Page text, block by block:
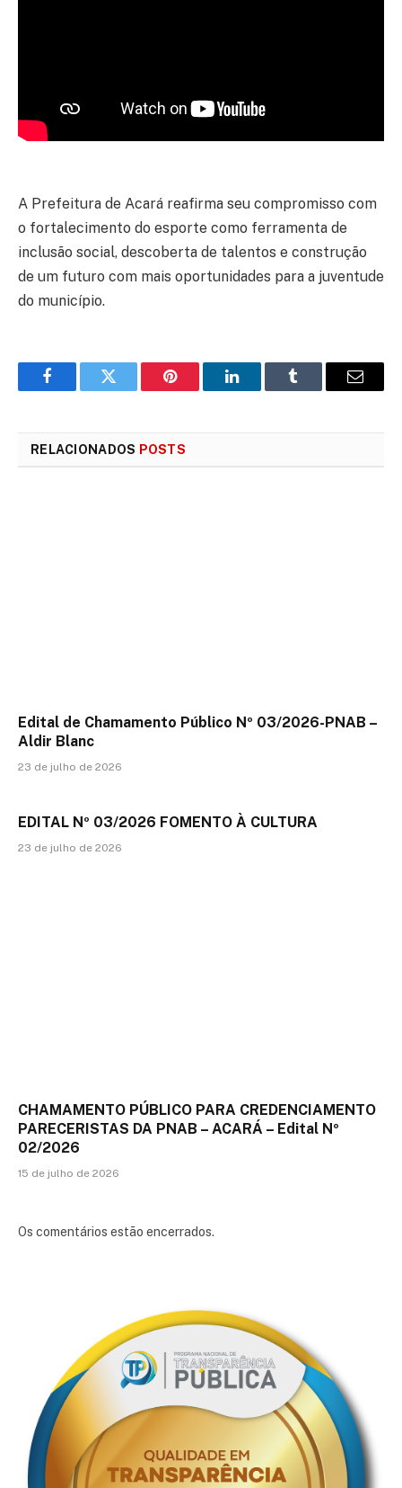
A Prefeitura de Acará reafirma seu compromisso com
o fortalecimento do esporte como ferramenta de
inclusão social, descoberta de talentos e construção
de um futuro com mais oportunidades para a juventude
do município.
FacebookTwitter Pinterest LinkedInTumblr
E-
RELACIONADOS POSTS
Edital de Chamamento Público Nº 03/2026-PNAB –
Aldir Blanc
23 de julho de 2026
EDITAL Nº 03/2026 FOMENTO À CULTURA
23 de julho de 2026
CHAMAMENTO PÚBLICO PARA CREDENCIAMENTO
PARECERISTAS DA PNAB – ACARÁ – Edital Nº
02/2026
15 de julho de 2026
Os comentários estão encerrados.